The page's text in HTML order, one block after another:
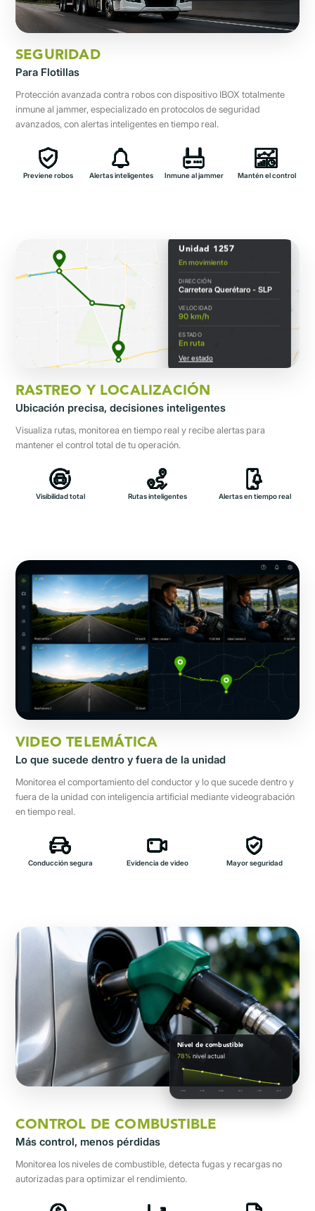
SEGURIDAD
Para Flotillas
Protección avanzada contra robos con dispositivo IBOX totalmente
inmune al jammer, especializado en protocolos de seguridad
avanzados, con alertas inteligentes en tiempo real.
Previene robos Alertas inteligentes Inmune al jammer Mantén el control
Unidad 1257
En movimiento
DIRECCIÓN
Carretera Querétaro - SLP
VELOCIDAD
89 km/h
ESTADO
En ruta
Ver estado
RASTREO Y LOCALIZACIÓN
Ubicación precisa, decisiones inteligentes
Visualiza rutas, monitorea en tiempo real y recibe alertas para
mantener el control total de tu operación.
Visibilidad total Rutas inteligentes Alertas en tiempo real
VIDEO TELEMÁTICA
Lo que sucede dentro y fuera de la unidad
Monitorea el comportamiento del conductor y lo que sucede dentro y
fuera de la unidad con inteligencia artificial mediante videograbación
en tiempo real.
Conducción segura Evidencia de video Mayor seguridad
Nivel de combustible
78% nivel actual
00h 04h 08h 12h 16h 20h
CONTROL DE COMBUSTIBLE
Más control, menos pérdidas
Monitorea los niveles de combustible, detecta fugas y recargas no
autorizadas para optimizar el rendimiento.